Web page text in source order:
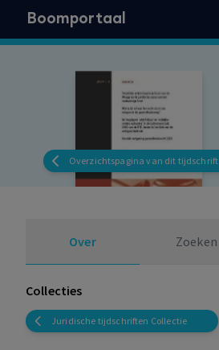
Boomportaal
Overzichtspagina van dit tijdschrift
Over Zoeken
Collecties
Juridische tijdschriften Collectie